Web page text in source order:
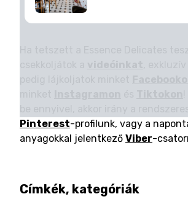
Pinterest-profilunk, vagy a
anyagokkal jelentkező Viber-
Címkék, kategóriák